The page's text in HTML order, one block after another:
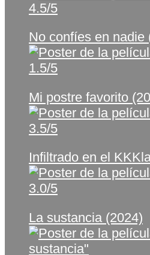
4.5/5
No confíes en nadie
1.5/5
Mi postre favorito
3.5/5
Infiltrado en el
3.0/5
La sustancia (2024)